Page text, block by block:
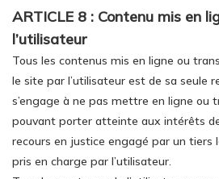
ARTICLE 8 : Contenu mis en
l’utilisateur
Tous les contenus mis en ligne ou
le site par l’utilisateur est de sa seule
s’engage à ne pas mettre en ligne ou
pouvant porter atteinte aux intérêts
recours en justice engagé par un tiers
pris en charge par l’utilisateur.